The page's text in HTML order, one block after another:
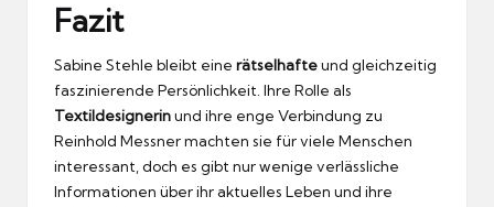
Fazit
Sabine Stehle bleibt eine rätselhafteund gleichzeitig
faszinierende Persönlichkeit. Ihre Rolle als
Textildesignerinund ihre enge Verbindung zu
Reinhold Messner machten sie für viele Menschen
interessant, doch es gibt nur wenige verlässliche
Informationen über ihr aktuelles Leben und ihre